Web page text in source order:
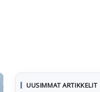
UUSIMMAT ARTIKKELIT